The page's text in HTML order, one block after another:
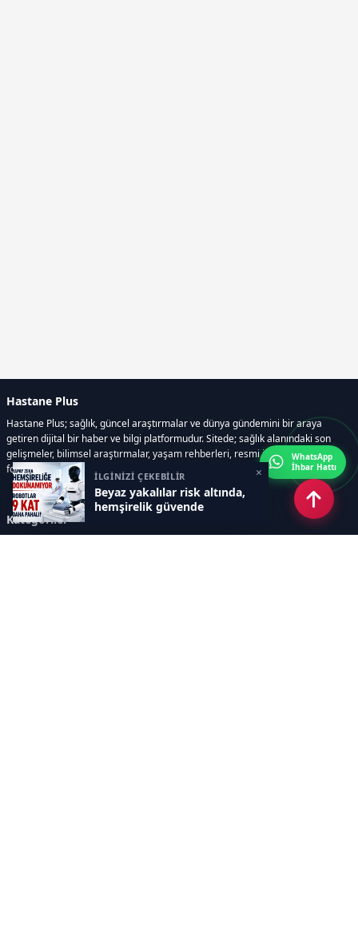
İLGİNİZİ ÇEKEBİLİR
Beyaz yakalılar risk altında,
hemşirelik güvende
×
Hastane Plus
Hastane Plus; sağlık, güncel araştırmalar ve dünya gündemini bir araya
getiren dijital bir haber ve bilgi platformudur. Sitede; sağlık alanındaki son
gelişmeler, bilimsel araştırmalar, yaşam rehberleri, resmi ilanlar, video ve
fotoğraf galerileri ve e-gazete içerikleri yer almaktadır.
Kategoriler
WhatsApp
İhbar Hattı